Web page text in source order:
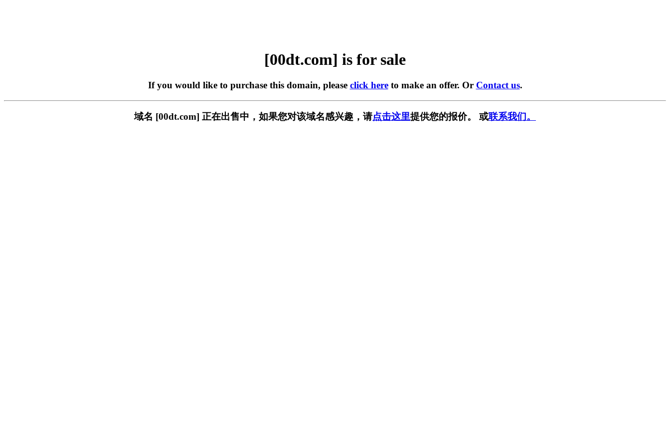
[00dt.com] is for sale
If you would like to purchase this domain, please click hereto make an offer. Or Contact us.
域名 [00dt.com] 正在出售中，如果您对该域名感兴趣，请点击这里提供您的报价。 或联系我们。